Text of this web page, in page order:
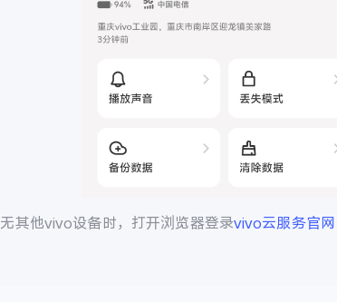
无其他vivo设备时，打开浏览器登录vivo云服务官网